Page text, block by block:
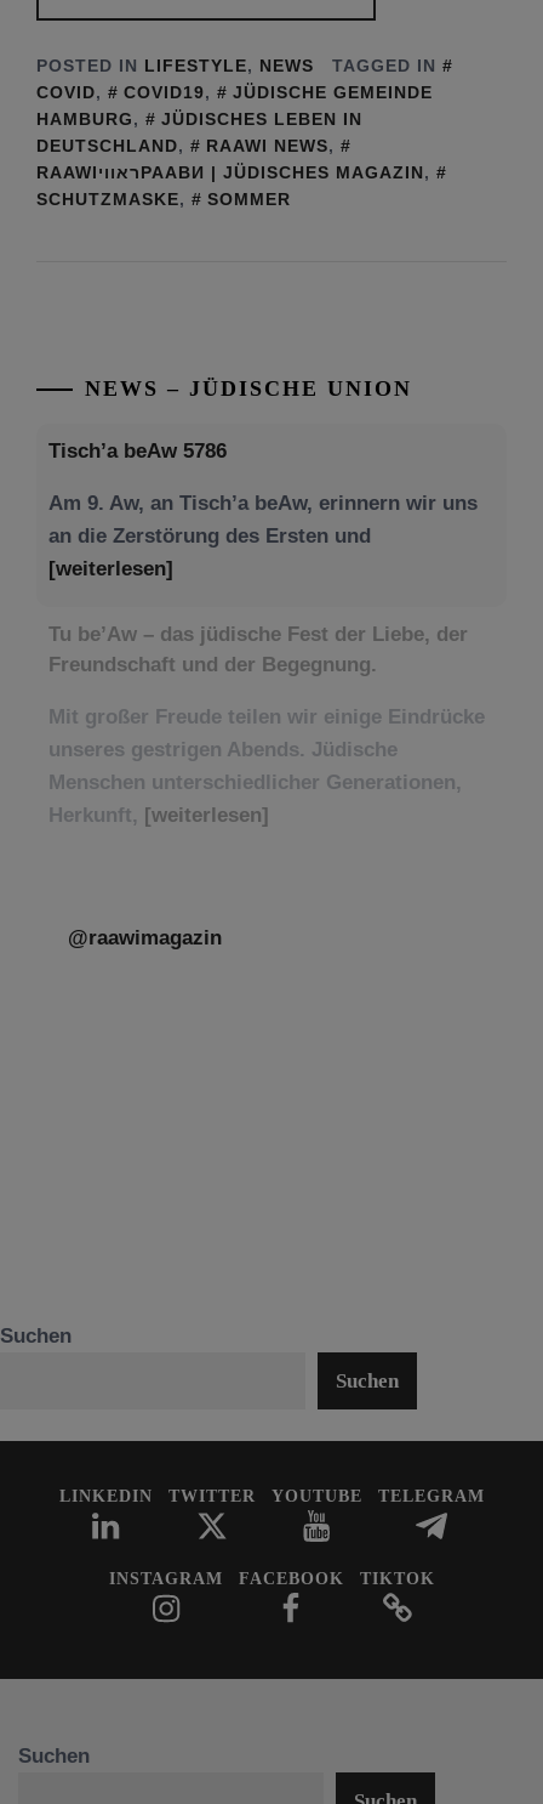
POSTED IN LIFESTYLE, NEWS
TAGGED IN
COVID, COVID19,
JÜDISCHE GEMEINDE
HAMBURG,
JÜDISCHES LEBEN IN
DEUTSCHLAND, RAAWI NEWS,
RAAWIראוויРААВИ | JÜDISCHES MAGAZIN,
SCHUTZMASKE, SOMMER
NEWS – JÜDISCHE UNION
Tisch’a beAw 5786
Am 9. Aw, an Tisch’a beAw, erinnern wir uns
an die Zerstörung des Ersten und
[weiterlesen]
Tu be’Aw – das jüdische Fest der Liebe, der
Freundschaft und der Begegnung.
Mit großer Freude teilen wir einige Eindrücke
unseres gestrigen Abends. Jüdische
Menschen unterschiedlicher Generationen,
Herkunft, [weiterlesen]
@raawimagazin
Suchen
Suchen
LINKEDIN TWITTER YOUTUBE TELEGRAM
INSTAGRAM FACEBOOK TIKTOK
Suchen